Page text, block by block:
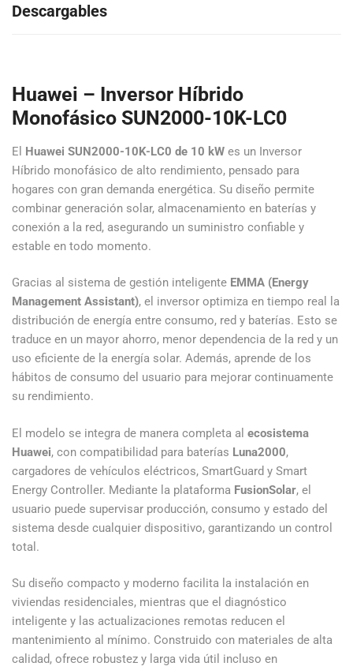
Descargables
Huawei – Inversor Híbrido
Monofásico SUN2000-10K-LC0
El Huawei SUN2000-10K-LC0 de 10 kW es un Inversor
Híbrido monofásico de alto rendimiento, pensado para
hogares con gran demanda energética. Su diseño permite
combinar generación solar, almacenamiento en baterías y
conexión a la red, asegurando un suministro confiable y
estable en todo momento.
Gracias al sistema de gestión inteligente EMMA (Energy
Management Assistant), el inversor optimiza en tiempo real la
distribución de energía entre consumo, red y baterías. Esto se
traduce en un mayor ahorro, menor dependencia de la red y un
uso eficiente de la energía solar. Además, aprende de los
hábitos de consumo del usuario para mejorar continuamente
su rendimiento.
El modelo se integra de manera completa al ecosistema
Huawei, con compatibilidad para baterías Luna2000,
cargadores de vehículos eléctricos, SmartGuard y Smart
Energy Controller. Mediante la plataforma FusionSolar, el
usuario puede supervisar producción, consumo y estado del
sistema desde cualquier dispositivo, garantizando un control
total.
Su diseño compacto y moderno facilita la instalación en
viviendas residenciales, mientras que el diagnóstico
inteligente y las actualizaciones remotas reducen el
mantenimiento al mínimo. Construido con materiales de alta
calidad, ofrece robustez y larga vida útil incluso en